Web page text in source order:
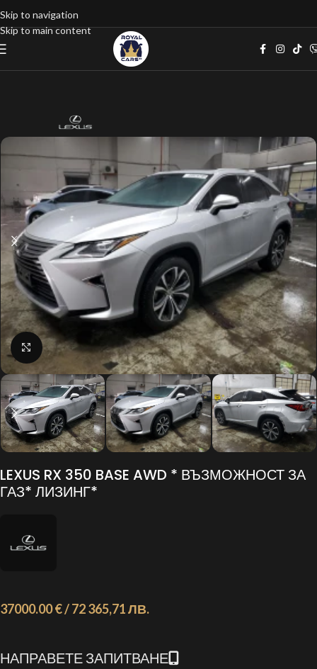
Skip to navigation
Skip to main content
Джип
Click to enlarge
LEXUS RX 350 BASE AWD * ВЪЗМОЖНОСТ ЗА
ГАЗ* ЛИЗИНГ*
37000.00 € / 72 365,71 ЛВ.
НАПРАВЕТЕ ЗАПИТВАНЕ